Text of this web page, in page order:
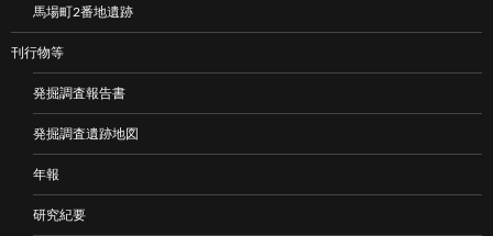
馬場町2番地遺跡
刊行物等
発掘調査報告書
発掘調査遺跡地図
年報
研究紀要